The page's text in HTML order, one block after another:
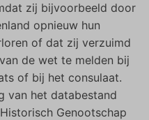
zij bijvoorbeeld door
opnieuw hun
of dat zij verzuimd
de wet te melden bij
of bij het consulaat.
van het databestand
Genootschap